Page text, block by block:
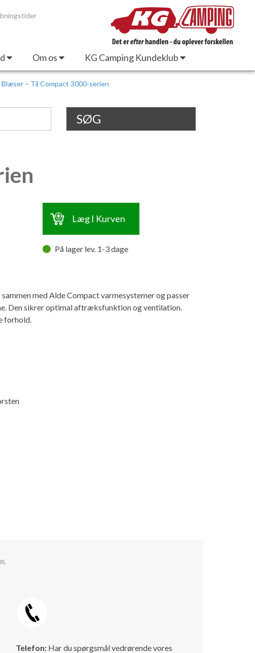
Om os KG Camping Kundeklub
– Til Compact 3000-serien
SØG
Læg I Kurven
På lager lev. 1-3 dage
med Alde Compact varmesystemer og passer
Den sikrer optimal aftræksfunktion og ventilation.
forhold.
Telefon: Har du spørgsmål vedrørende vores